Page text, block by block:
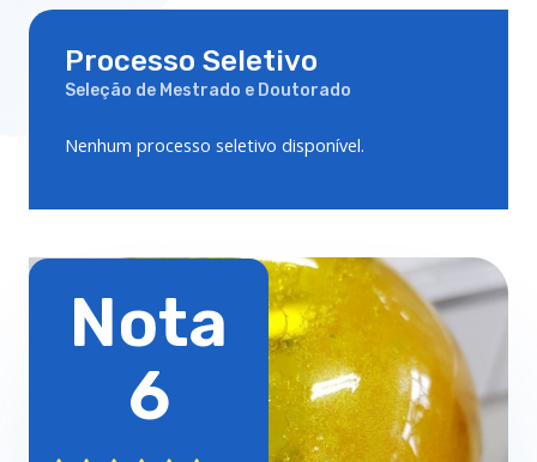
Processo Seletivo
Seleção de Mestrado e Doutorado
Nenhum processo seletivo disponível.
Nota
6